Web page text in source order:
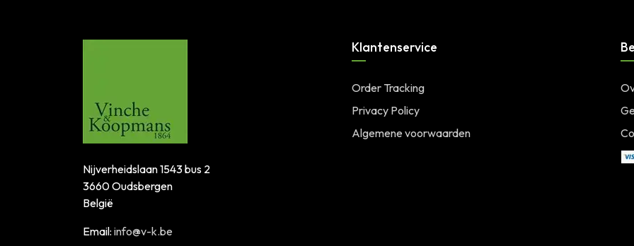
Nijverheidslaan 1543 bus 2
3660 Oudsbergen
België
Email: info@v-k.be
Klantenservice
Order Tracking
Privacy Policy
Algemene voorwaarden